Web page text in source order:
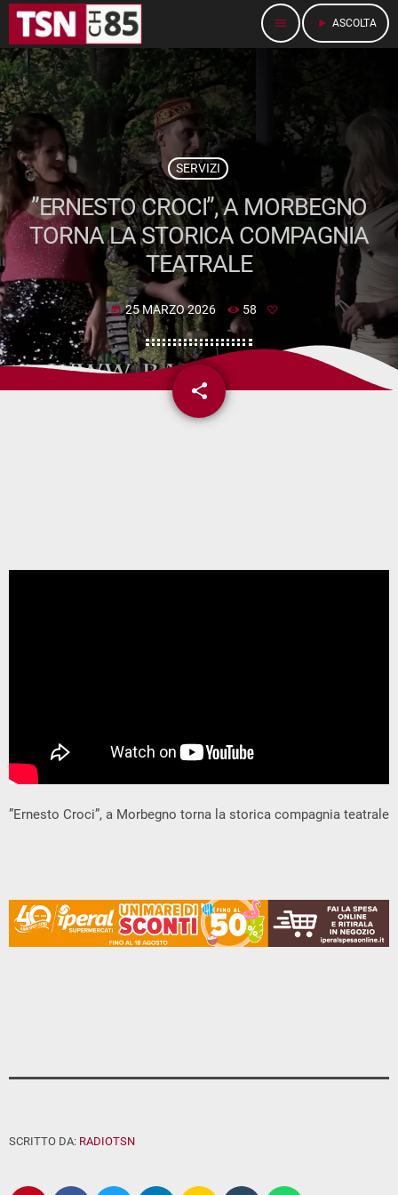
menu play_arrow ASCOLTA
SERVIZI
”ERNESTO CROCI”, A MORBEGNO
TORNA LA STORICA COMPAGNIA
TEATRALE
today 25 MARZO 2026 58
share
email
”Ernesto Croci”, a Morbegno torna la storica compagnia teatrale
SCRITTO DA: RADIOTSN